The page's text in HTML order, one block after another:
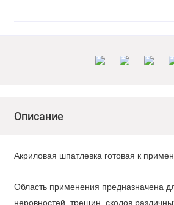
Описание
Акриловая шпатлевка готовая к
Область применения предназначена
неровностей, трещин, сколов